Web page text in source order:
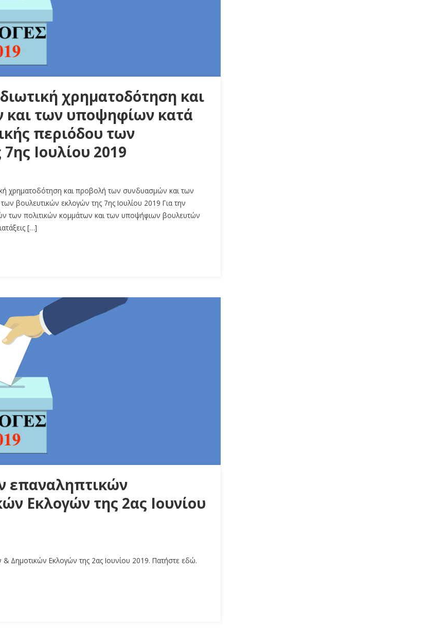
χρηματοδότηση και
των υποψηφίων κατά
περιόδου των
Ιουλίου 2019
χρηματοδότηση και προβολή των συνδυασμών και των
βουλευτικών εκλογών της 7ης Ιουλίου 2019 Για την
των πολιτικών κομμάτων και των υποψήφιων βουλευτών
[…]
επαναληπτικών
Εκλογών της 2ας Ιουνίου
& Δημοτικών Εκλογών της 2ας Ιουνίου 2019. Πατήστε εδώ.